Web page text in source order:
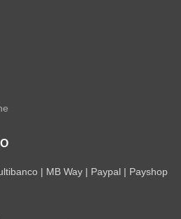
| MB Way | Paypal | Payshop